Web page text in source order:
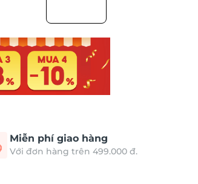
Miễn phí giao hàng
Với đơn hàng trên 499.000 đ.